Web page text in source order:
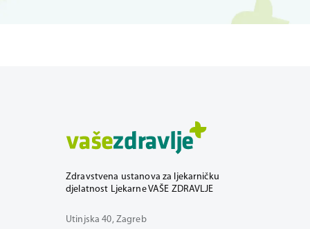
Zdravstvena ustanova za ljekarničku
djelatnost Ljekarne VAŠE ZDRAVLJE
Utinjska 40, Zagreb